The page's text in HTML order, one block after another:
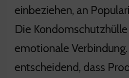
einbeziehen, an
Die
emotionale Verbindung.
entscheidend, dass